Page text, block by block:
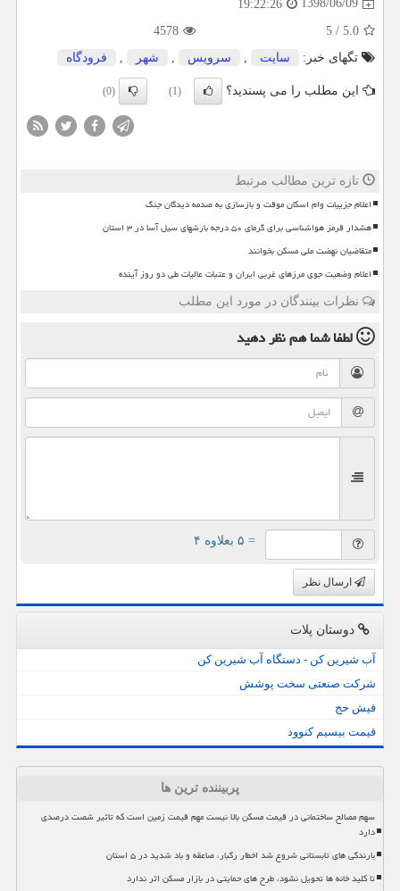
1398/06/09
19:22:26
5.0
/
5
4578
تگهای خبر:
سایت سرویس شهر فرودگاه
این مطلب را می پسندید؟ (1)
(0)
تازه ترین مطالب مرتبط
اعلام جزییات وام اسکان موقت و بازسازی به صدمه دیدگان جنگ
هشدار قرمز هواشناسی برای گرمای ۵۰ درجه بارشهای سیل آسا در ۳ استان
متقاضیان نهضت ملی مسکن بخوانند
اعلام وضعیت جوی مرزهای غربی ایران و عتبات عالیات طی دو روز آینده
نظرات بینندگان در مورد این مطلب
لطفا شما همنظر دهید
= ۵ بعلاوه ۴
ارسال نظر
دوستان پلات
آب شیرین کن - دستگاه آب شیرین کن
شرکت صنعتی سخت پوشش
فیش حج
قیمت بیسیم کنوود
پربیننده ترین ها
سهم مصالح ساختمانی در قیمت مسکن بالا نیست مهم قیمت زمین است که تاثیر شصت درصدی
دارد
بارندگی های تابستانی شروع شد اخطار رگبار، صاعقه و باد شدید در ۵ استان
تا کلید خانه ها تحویل نشود، طرح های حمایتی در بازار مسکن اثر ندارد